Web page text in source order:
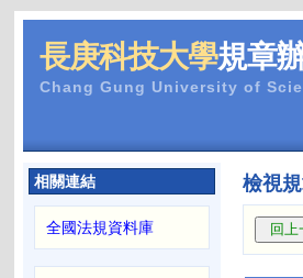
長庚科技大學規章
Chang Gung University of
相關連結
全國法規資料庫
檢視